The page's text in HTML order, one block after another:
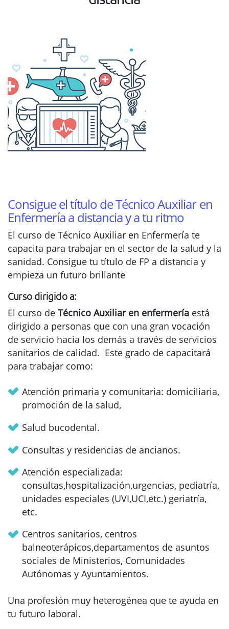
Consigue el título de Técnico Auxiliar en
Enfermería a distancia y a tu ritmo
El curso de Técnico Auxiliar en Enfermería te
capacita para trabajar en el sector de la salud y la
sanidad. Consigue tu título de FP a distancia y
empieza un futuro brillante
Curso dirigido a:
El curso de Técnico Auxiliar en enfermería está
dirigido a personas que con una gran vocación
de servicio hacia los demás a través de servicios
sanitarios de calidad. Este grado de capacitará
para trabajar como:
Atención primaria y comunitaria: domiciliaria,
promoción de la salud,
Salud bucodental.
Consultas y residencias de ancianos.
Atención especializada:
consultas,hospitalización,urgencias, pediatría,
unidades especiales (UVI,UCI,etc.) geriatría,
etc.
Centros sanitarios, centros
balneoterápicos,departamentos de asuntos
sociales de Ministerios, Comunidades
Autónomas y Ayuntamientos.
Una profesión muy heterogénea que te ayuda en
tu futuro laboral.